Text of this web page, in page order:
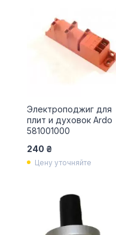
Электроподжиг для
плит и духовок Ardo
581001000
240 ₴
Цену уточняйте